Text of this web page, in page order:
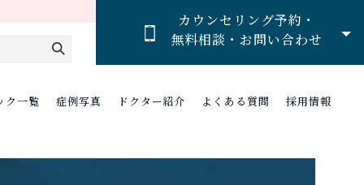
カウンセリング予約・
無料相談・お問い合わせ
ク一覧 症例写真 ドクター紹介 よくある質問 採用情報